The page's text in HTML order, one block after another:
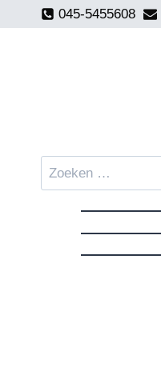
Doorgaan
naar
045-5455608
Zoeken
naar: